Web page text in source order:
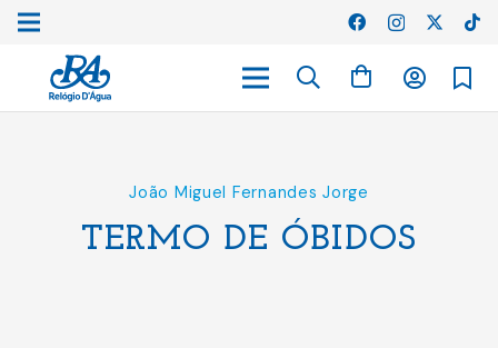
João Miguel Fernandes Jorge
TERMO DE ÓBIDOS